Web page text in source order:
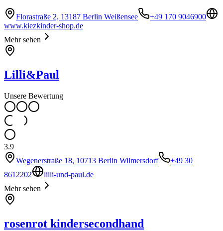
Florastraße 2, 13187 Berlin Weißensee
+49 170 9046900
www.kiezkinder-shop.de
Mehr sehen
Lilli&Paul
Unsere Bewertung
3.9
Wegenerstraße 18, 10713 Berlin Wilmersdorf
+49 30
8612202
lilli-und-paul.de
Mehr sehen
rosenrot kindersecondhand